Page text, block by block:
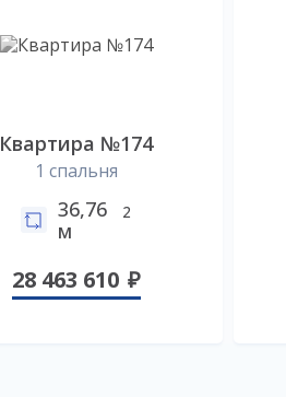
Квартира №174
1 спальня
36,76
м
2
28 463 610